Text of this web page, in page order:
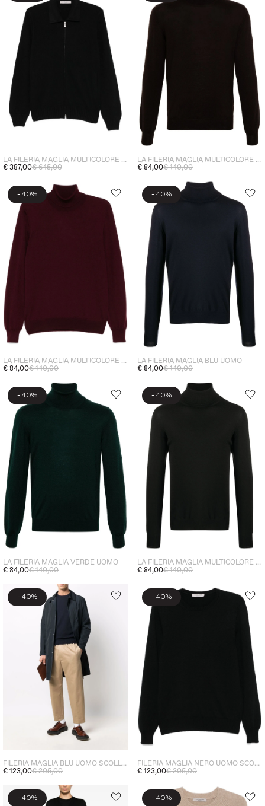
LA FILERIA MAGLIA MULTICOLORE UOMO
€ 387,00€ 645,00
LA FILERIA MAGLIA MULTICOLORE UOMO
€ 84,00€ 140,00
- 40%
LA FILERIA MAGLIA MULTICOLORE UOMO
€ 84,00€ 140,00
- 40%
LA FILERIA MAGLIA BLU UOMO
€ 84,00€ 140,00
- 40%
LA FILERIA MAGLIA VERDE UOMO
€ 84,00€ 140,00
- 40%
LA FILERIA MAGLIA MULTICOLORE UOMO
€ 84,00€ 140,00
- 40%
FILERIA MAGLIA BLU UOMO SCOLLO TONDO
€ 123,00€ 205,00
- 40%
FILERIA MAGLIA NERO UOMO SCOLLO TONDO
€ 123,00€ 205,00
- 40% - 40%